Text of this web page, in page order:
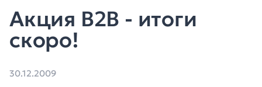
Акция В2В - итоги
скоро!
30.12.2009